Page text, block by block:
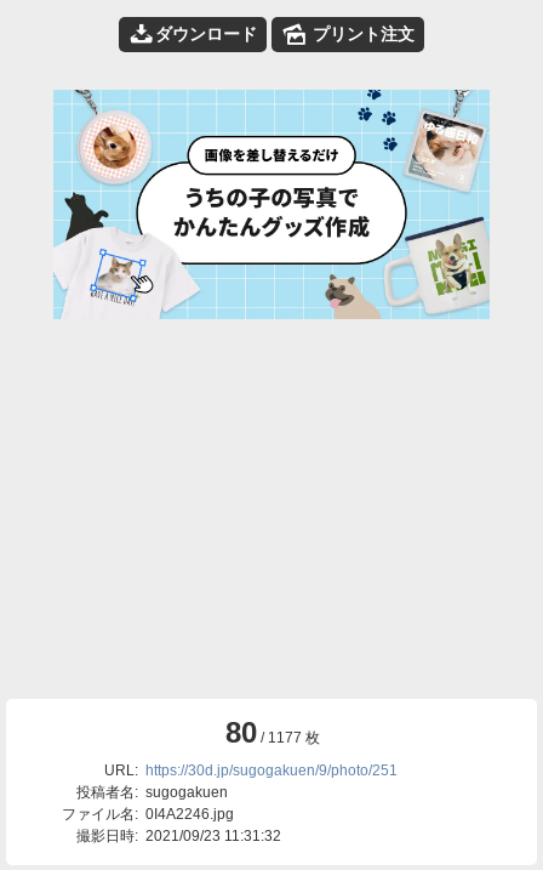
📥ダウンロード 🌄 プリント注文
80/ 1177 枚
URL: https://30d.jp/sugogakuen/9/photo/251
投稿者名: sugogakuen
ファイル名: 0I4A2246.jpg
撮影日時: 2021/09/23 11:31:32